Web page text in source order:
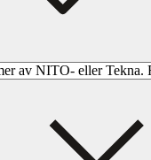
av NITO- eller